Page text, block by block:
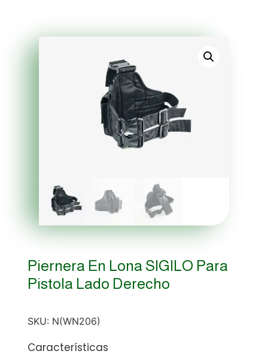
Piernera En Lona SIGILO Para
Pistola Lado Derecho
SKU: N(WN206)
Características